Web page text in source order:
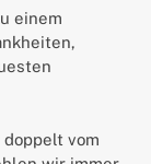
einem
vom